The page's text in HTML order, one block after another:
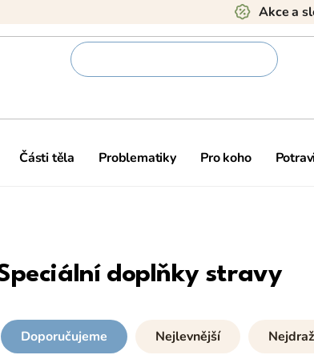
Akce a
Části těla Problematiky Pro koho
doplňky stravy
Doporučujeme Nejlevnější